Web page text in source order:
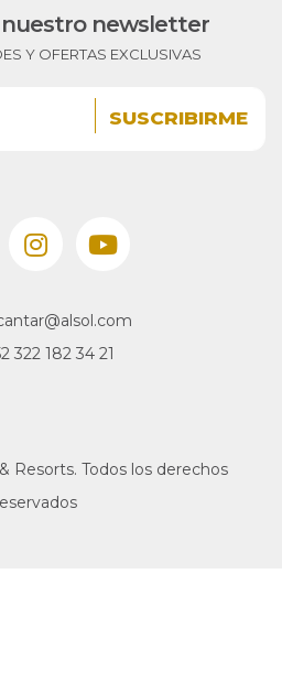
322 182 34 21
newsletter
Y OFERTAS EXCLUSIVAS
e-mail
Resorts. Todos los derechos